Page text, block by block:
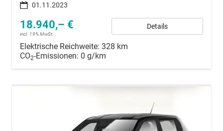
01.11.2023
18.940,– €
incl. 19% MwSt.
Details
Elektrische Reichweite: 328 km
CO2-Emissionen: 0 g/km